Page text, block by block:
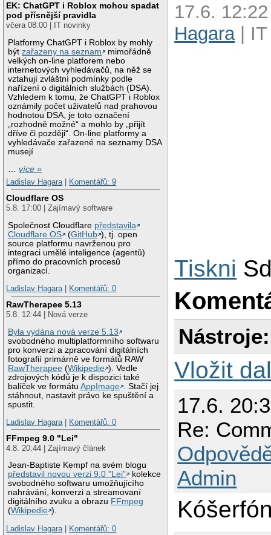
EK: ChatGPT i Roblox mohou spadat
pod přísnější pravidla
včera 08:00 | IT novinky
Platformy ChatGPT i Roblox by mohly
býtzařazeny na seznam
mimořádně
velkých on-line platforem nebo
internetových vyhledávačů, na něž se
vztahují zvláštní podmínky podle
nařízení o digitálních službách (DSA).
Vzhledem k tomu, že ChatGPT i Roblox
oznámily počet uživatelů nad prahovou
hodnotou DSA, je toto označení
„rozhodně možné“ a mohlo by „přijít
dříve či později“. On-line platformy a
vyhledávače zařazené na seznamy DSA
musejí
…více »
Ladislav Hagara| Komentářů: 9
Cloudflare OS
5.8. 17:00 | Zajímavý software
Společnost Cloudflare představila
Cloudflare OS
(GitHub ), tj. open
source platformu navrženou pro
integraci umělé inteligence (agentů)
přímo do pracovních procesů
organizací.
Ladislav Hagara| Komentářů: 0
RawTherapee 5.13
5.8. 12:44 | Nová verze
Byla vydána nová verze 5.13
svobodného multiplatformního softwaru
pro konverzi a zpracování digitálních
fotografií primárně ve formátů RAW
RawTherapee (Wikipedie ). Vedle
zdrojových kódů je k dispozici také
balíček ve formátuAppImage
. Stačí jej
stáhnout, nastavit právo ke spuštění a
spustit.
Ladislav Hagara| Komentářů: 0
FFmpeg 9.0 "Lei"
4.8. 20:44 | Zajímavý článek
Jean-Baptiste Kempf na svém blogu
představil novou verzi 9.0 "Lei"
kolekce
svobodného softwaru umožňujícího
nahrávání, konverzi a streamovaní
digitálního zvuku a obrazu FFmpeg
(Wikipedie ).
Ladislav Hagara| Komentářů: 0
17.6.
Hagara| IT
Tiskni
Nástroje:
Vložit
17.6.
Re:
Admin